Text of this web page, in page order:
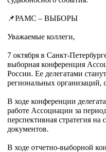
📌РАМС – ВЫБОРЫ
Уважаемые коллеги,
7 октября в Санкт-
выборная конференция
России. Ее делегатами
региональных
В ходе конференции
работе Ассоциации за
перспективная стратегия
документов.
В ходе отчетно-выборной